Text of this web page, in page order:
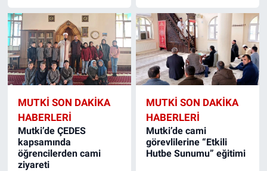
MUTKI SON DAKIKA
HABERLERI
Mutki’de ÇEDES
kapsamında
öğrencilerden cami
ziyareti
MUTKI SON DAKIKA
HABERLERI
Mutki’de cami
görevlilerine “Etkili
Hutbe Sunumu” eğitimi